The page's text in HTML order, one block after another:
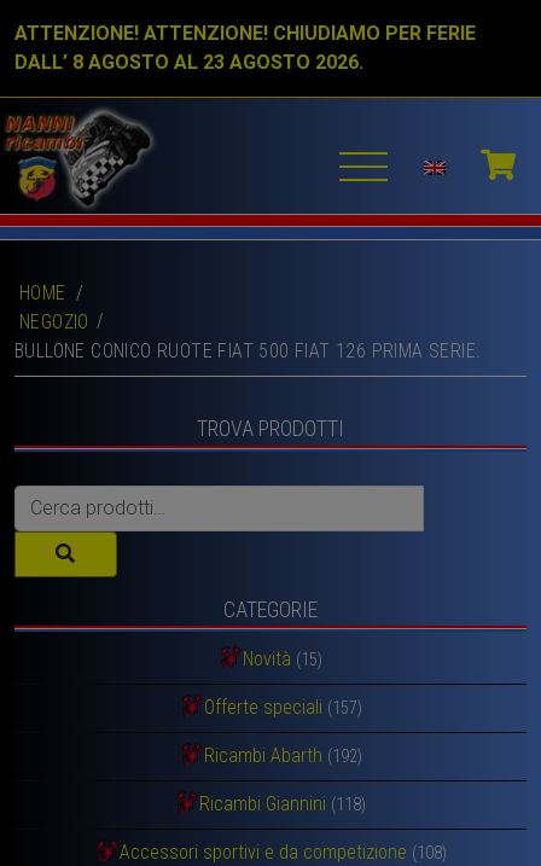
ATTENZIONE! ATTENZIONE! CHIUDIAMO PER FERIE
DALL’ 8 AGOSTO AL 23 AGOSTO 2026.
HOME /
NEGOZIO
BULLONE CONICO RUOTE FIAT 500 FIAT 126 PRIMA SERIE.
TROVA PRODOTTI
Cerca:
CATEGORIE
Novità (15)
Offerte speciali (157)
Ricambi Abarth (192)
Ricambi Giannini (118)
Accessori sportivi e da competizione (108)